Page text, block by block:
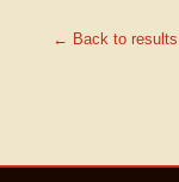
← Back to results